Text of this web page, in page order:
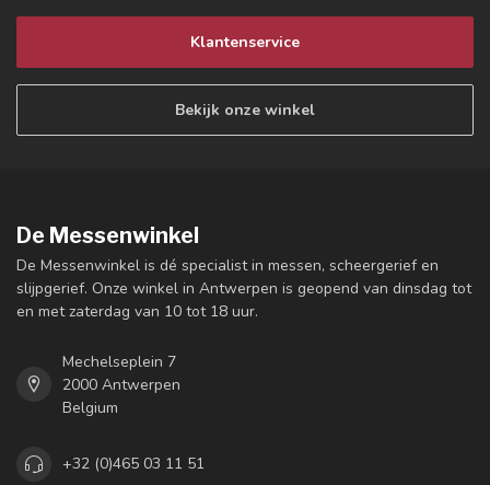
Klantenservice
Bekijk onze winkel
De Messenwinkel
De Messenwinkel is dé specialist in messen, scheergerief en
slijpgerief. Onze winkel in Antwerpen is geopend van dinsdag tot
en met zaterdag van 10 tot 18 uur.
Mechelseplein 7
2000 Antwerpen
Belgium
+32 (0)465 03 11 51